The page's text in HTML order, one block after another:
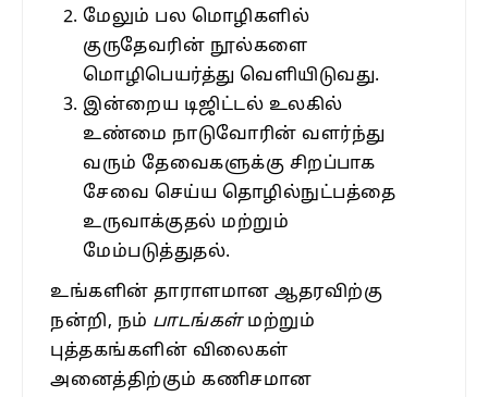
மேலும் பல மொழிகளில்
குருதேவரின் நூல்களை
மொழிபெயர்த்து வெளியிடுவது.
இன்றைய டிஜிட்டல் உலகில்
உண்மை நாடுவோரின் வளர்ந்து
வரும் தேவைகளுக்கு சிறப்பாக
சேவை செய்ய தொழில்நுட்பத்தை
உருவாக்குதல் மற்றும்
மேம்படுத்துதல்.
உங்களின் தாராளமான ஆதரவிற்கு
நன்றி, நம் பாடங்கள் மற்றும்
புத்தகங்களின் விலைகள்
அனைத்திற்கும் கணிசமான